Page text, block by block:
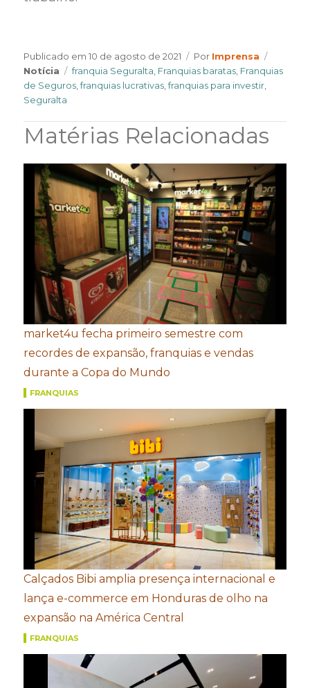
Publicado em10 de agosto de 2021 Por Author
Imprensa
Notícia
Tags
franquia Seguralta Franquias baratas Franquias
de Seguros ,franquias lucrativas ,franquias para investir
Seguralta
Matérias Relacionadas
market4u fecha primeiro semestre com
recordes de expansão, franquias e vendas
durante a Copa do Mundo
FRANQUIAS
Calçados Bibi amplia presença internacional e
lança e-commerce em Honduras de olho na
expansão na América Central
FRANQUIAS